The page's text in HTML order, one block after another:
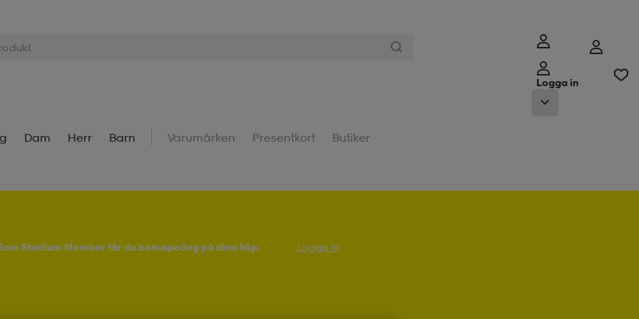
Logga in
Dam Herr Barn Varumärken Presentkort Butiker
Stadium Member får du bonuspoäng på dina köp. Logga in